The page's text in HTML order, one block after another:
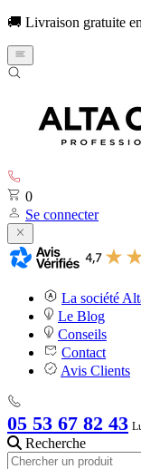
🚚 Livraison gratuite
0
Se connecter
La société
Le Blog
Conseils
Contact
Avis Clients
05 53 67 82 43
Recherche